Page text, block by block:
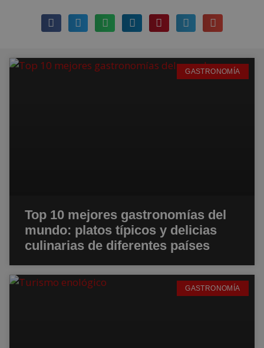
GASTRONOMÍA
Top 10 mejores gastronomías del
mundo: platos típicos y delicias
culinarias de diferentes países
GASTRONOMÍA